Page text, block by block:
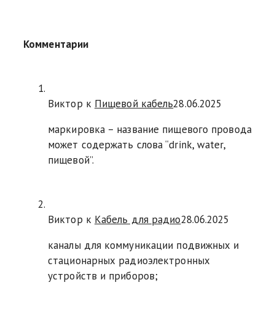
Комментарии
Виктор к Пищевой кабель28.06.2025
маркировка – название пищевого провода
может содержать слова “drink, water,
пищевой”.
Виктор к Кабель для радио28.06.2025
каналы для коммуникации подвижных и
стационарных радиоэлектронных
устройств и приборов;